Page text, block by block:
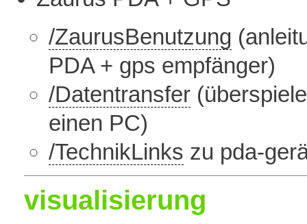
/ZaurusBenutzung
PDA + gps empfänger)
/Datentransfer
einen PC)
/TechnikLinks zu pda-
visualisierung